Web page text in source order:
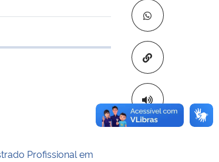
Copiar para
Profissional em